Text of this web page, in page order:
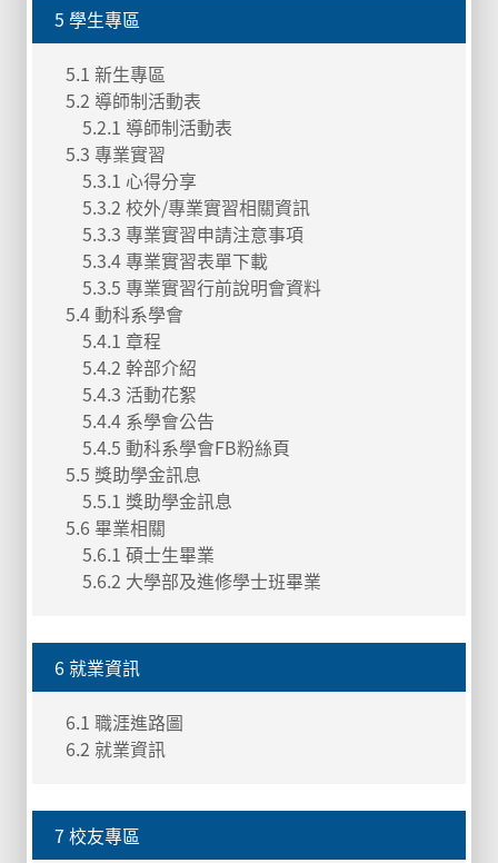
5 學生專區
5.1 新生專區
5.2 導師制活動表
5.2.1 導師制活動表
5.3 專業實習
5.3.1 心得分享
5.3.2 校外/專業實習相關資訊
5.3.3 專業實習申請注意事項
5.3.4 專業實習表單下載
5.3.5 專業實習行前說明會資料
5.4 動科系學會
5.4.1 章程
5.4.2 幹部介紹
5.4.3 活動花絮
5.4.4 系學會公告
5.4.5 動科系學會FB粉絲頁
5.5 獎助學金訊息
5.5.1 獎助學金訊息
5.6 畢業相關
5.6.1 碩士生畢業
5.6.2 大學部及進修學士班畢業
6 就業資訊
6.1 職涯進路圖
6.2 就業資訊
7 校友專區